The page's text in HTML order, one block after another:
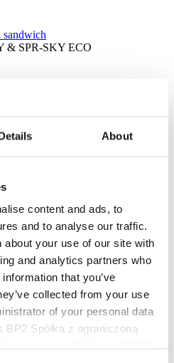
About
content and ads, to
and to analyse our traffic.
about your use of our site with
and analytics partners who
that you’ve
collected from your use
of your personal data
Spółka z ograniczoną
sandwich
& SPR-SKY ECO